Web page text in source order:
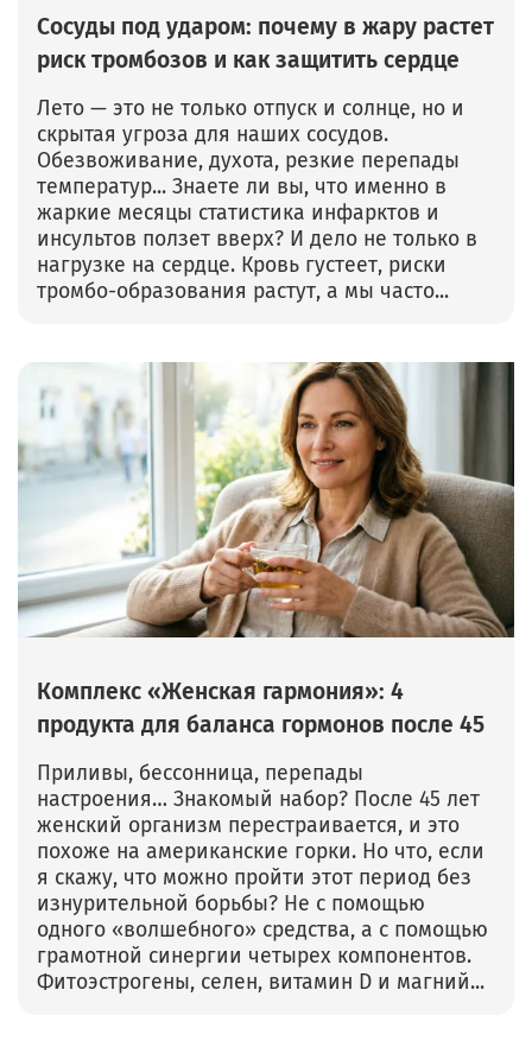
Сосуды под ударом: почему в жару растет
риск тромбозов и как защитить сердце
Лето — это не только отпуск и солнце, но и
скрытая угроза для наших сосудов.
Обезвоживание, духота, резкие перепады
температур... Знаете ли вы, что именно в
жаркие месяцы статистика инфарктов и
инсультов ползет вверх? И дело не только в
нагрузке на сердце. Кровь густеет, риски
тромбо-образования растут, а мы часто...
Комплекс «Женская гармония»: 4
продукта для баланса гормонов после 45
Приливы, бессонница, перепады
настроения… Знакомый набор? После 45 лет
женский организм перестраивается, и это
похоже на американские горки. Но что, если
я скажу, что можно пройти этот период без
изнурительной борьбы? Не с помощью
одного «волшебного» средства, а с помощью
грамотной синергии четырех компонентов.
Фитоэстрогены, селен, витамин D и магний...